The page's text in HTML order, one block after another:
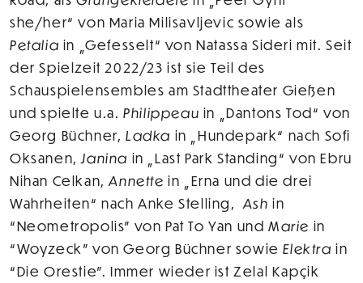
she/her“ von Maria Milisavljevic sowie als
Petalia in „Gefesselt“ von Natassa Sideri mit. Seit
der Spielzeit 2022/23 ist sie Teil des
Schauspielensembles am Stadttheater Gießen
und spielte u.a.Philippeau in „Dantons Tod“ von
Georg Büchner, Ladka in „Hundepark“ nach Sofi
Oksanen,Janina in „Last Park Standing“ von Ebru
Nihan Celkan,Annettein „Erna und die drei
Wahrheiten“ nach Anke Stelling, Ashin
“Neometropolis” von Pat To Yan und Marie in
“Woyzeck” von Georg Büchner sowieElektrain
“Die Orestie”. Immer wieder ist Zelal Kapçik